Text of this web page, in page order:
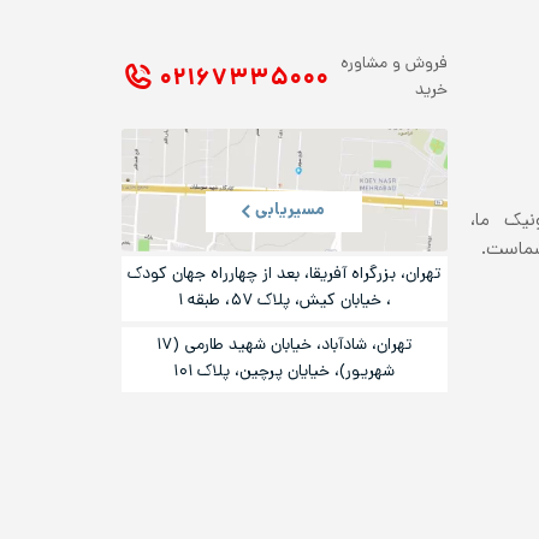
ما،
فروش و مشاوره
خرید
۰۲۱ ۶۷۳۳۵۰۰۰
مسیریابی
تهران، بزرگراه آفریقا، بعد از چهارراه جهان کودک
، خیابان کیش، پلاک ۵۷، طبقه ۱
تهران، شادآباد، خیابان شهید طارمی (۱۷
شهریور)، خیایان پرچین، پلاک ۱۰۱